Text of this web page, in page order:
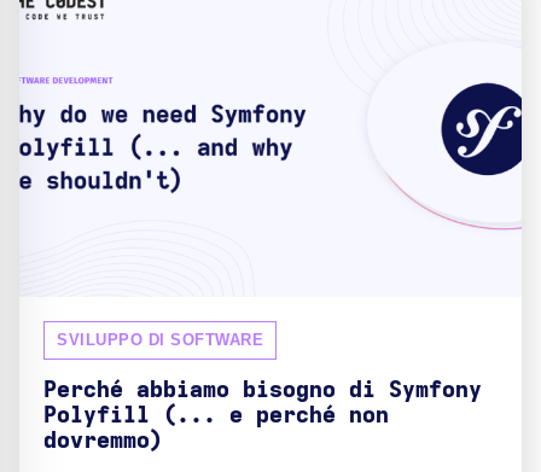
SVILUPPO DI SOFTWARE
Perché abbiamo bisogno di Symfony
Polyfill (... e perché non
dovremmo)